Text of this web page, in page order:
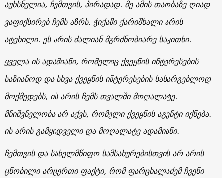
აუხსნელია, ჩემთვის, პირადად. მე ამის თაობაზე ღიად
ვაფიქსირებ ჩემს აზრს. ჭიქაში ქარიშხალი არის
ატეხილი. ეს არის ძალიან მგრძნობიარე საკითხი.
ყველა ის ადამიანი, რომელიც ქვეყნის ინტერესების
საზიანოდ და სხვა ქვეყნის ინტერესების სასარგებლოდ
მოქმედებს, ის არის ჩემს თვალში მოღალატე.
მნიშვნელობა არ აქვს, რომელი ქვეყნის აგენტი იქნება.
ის არის გამყიდველი და მოღალატე ადამიანი.
ჩემთვის და სახელმწიფო სამსახურებისთვის არ არის
ცნობილი არცერთი ფაქტი, რომ ფარცხალაძემ ჩვენი